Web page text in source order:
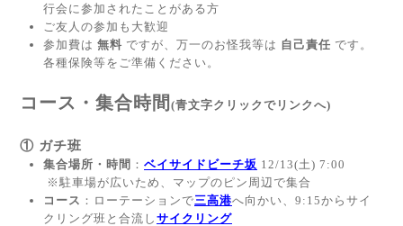
行会に参加されたことがある方
ご友人の参加も大歓迎
参加費は 無料 ですが、万一のお怪我等は 自己責任 です。
各種保険等をご準備ください。
コース・集合時間 (青文字クリックでリンクへ)
① ガチ班
集合場所・時間 ： ベイサイドビーチ坂 12/13(土) 7:00
※駐車場が広いため、マップのピン周辺で集合
コース ：ローテーションで三高港へ向かい、9:15からサイ
クリング班と合流し サイクリング